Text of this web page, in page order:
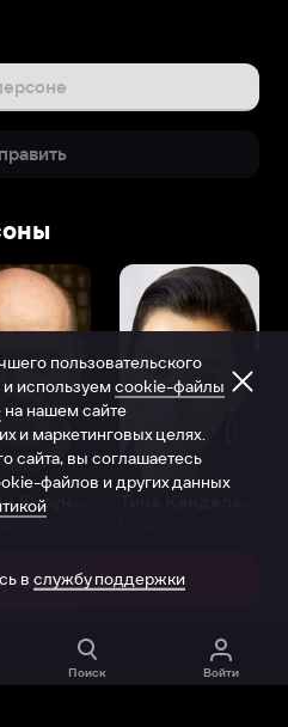
приложении
Поиск Войти
пользовательского
используем cookie-файлы
на нашем сайте
и маркетинговых целях.
сайта, вы соглашаетесь
файлов и других данных
в службу поддержки